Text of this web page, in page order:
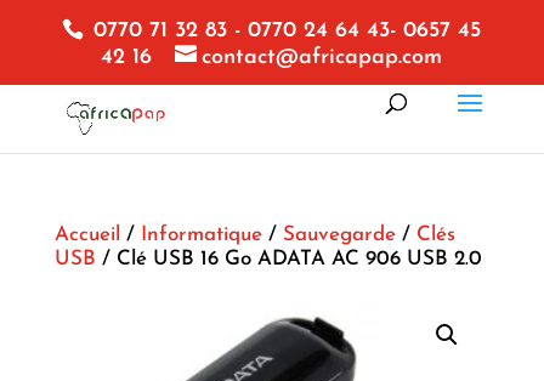
0770 71 32 83 - 0770 24 64 43- 0657 45
42 16
contact@africapap.com
Accueil / Informatique/ Sauvegarde/ Clés
USB / Clé USB 16 Go ADATA AC 906 USB 2.0